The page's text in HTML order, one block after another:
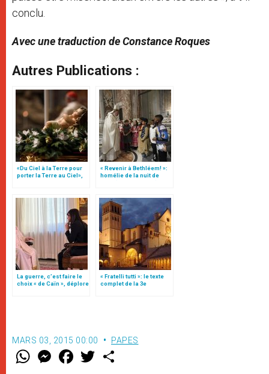
conclu.
Avec une traduction de Constance Roques
Autres Publications :
«Du Ciel à la Terre pour
porter la Terre au Ciel»,
« Revenir à Bethléem! »:
homélie de la nuit de
Noël (texte complet)
La guerre, c’est faire le
choix « de Caïn », déplore
« Fratelli tutti »: le texte
complet de la 3e
MARS 03, 2015 00:00 PAPES
W M
e
F
a w